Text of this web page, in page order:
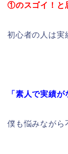
①のスゴイ！と
初心者の人は実
「素人で実績
僕も悩みながら